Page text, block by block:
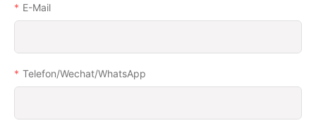
E-Mail
Telefon/Wechat/WhatsApp